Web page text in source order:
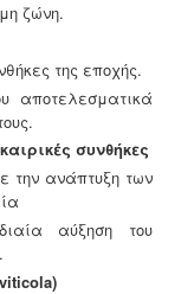
ζώνη.
της εποχής.
αποτελεσματικά
συνθήκες
την ανάπτυξη των
αύξηση του